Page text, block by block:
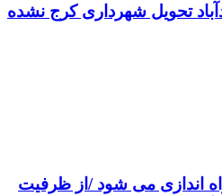
تحویل شهرداری کرج نشده
اندازی می شود /از ظرفیت